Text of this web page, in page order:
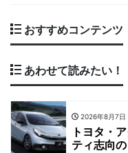
おすすめコンテンツ
あわせて読みたい！
2026年8月7日
トヨタ・
ティ志向